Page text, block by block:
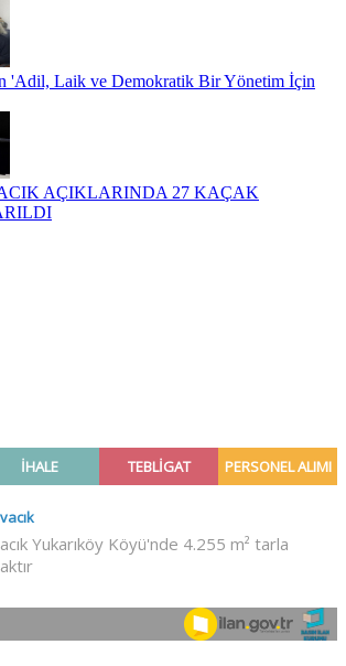
'Adil, Laik ve Demokratik Bir Yönetim İçin
AÇIKLARINDA 27 KAÇAK